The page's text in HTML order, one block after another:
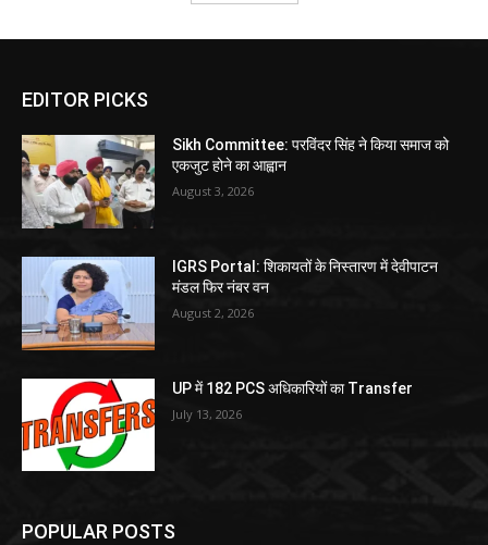
EDITOR PICKS
Sikh Committee: परविंदर सिंह ने किया समाज को
एकजुट होने का आह्वान
August 3, 2026
IGRS Portal: शिकायतों के निस्तारण में देवीपाटन
मंडल फिर नंबर वन
August 2, 2026
UP में 182 PCS अधिकारियों का Transfer
July 13, 2026
POPULAR POSTS